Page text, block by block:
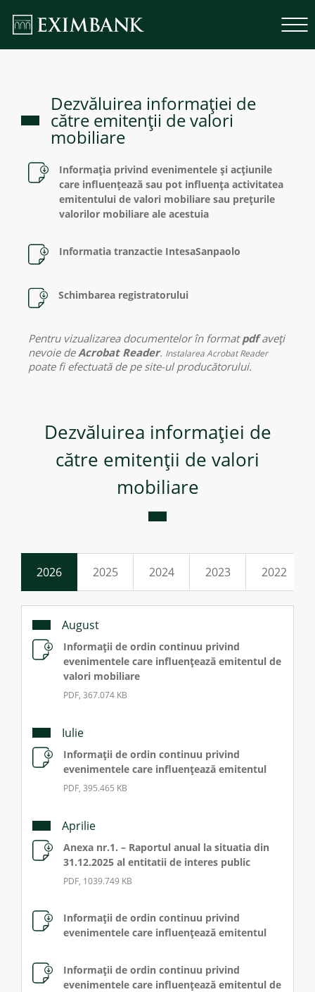
Credite de consum
Credite ipotecare
Dezvăluirea informaţiei de
către emitenţii de valori
mobiliare
Informația privind evenimentele și acțiunile
care influențează sau pot influența activitatea
emitentului de valori mobiliare sau prețurile
valorilor mobiliare ale acestuia
Informatia tranzactie IntesaSanpaolo
Schimbarea registratorului
Pentru vizualizarea documentelor în formatpdfaveţi
nevoie deAcrobat Reader. Instalarea Acrobat Reader
poate fi efectuată de pe site-ul producătorului.
Dezvăluirea informaţiei de
către emitenţii de valori
mobiliare
2026 2025 2024 2023 2022
August
Informații de ordin continuu privind
evenimentele care influențează emitentul de
valori mobiliare
PDF, 367.074 KB
Iulie
Informații de ordin continuu privind
evenimentele care influențează emitentul
PDF, 395.465 KB
Aprilie
Anexa nr.1. – Raportul anual la situatia din
31.12.2025 al entitatii de interes public
PDF, 1039.749 KB
Informații de ordin continuu privind
evenimentele care influențează emitentul
Informații de ordin continuu privind
evenimentele care influențează emitentul de